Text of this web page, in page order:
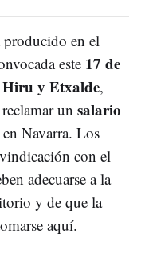
producido en el
este 17 de
y Etxalde,
un salario
en Navarra. Los
con el
adecuarse a la
y de que la
aquí.